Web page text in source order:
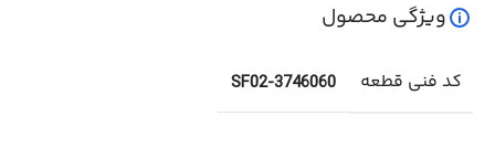
ویژگی محصول
کد فنی قطعه 3746060-SF02